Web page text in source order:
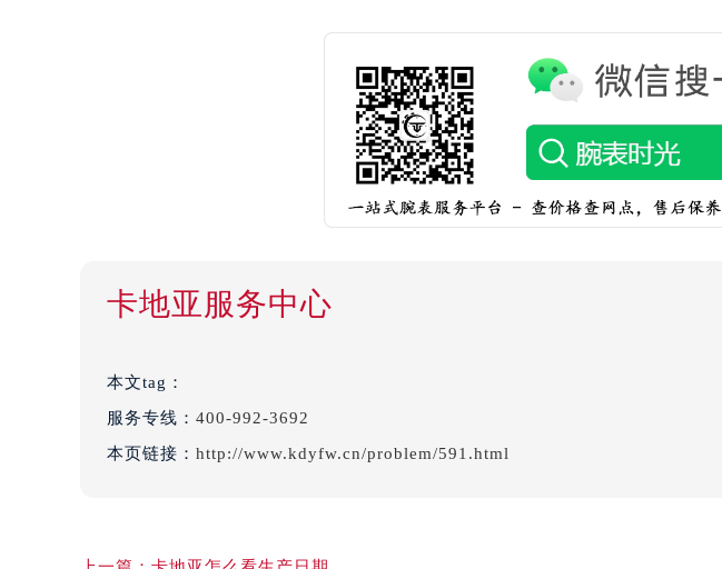
卡地亚服务中心
本文tag：
服务专线： 400-992-3692
本页链接： http://www.kdyfw.cn/problem/591.html